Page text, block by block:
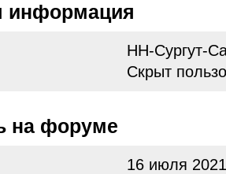
информация
НН-Сургут-
Скрыт
на форуме
16 июля